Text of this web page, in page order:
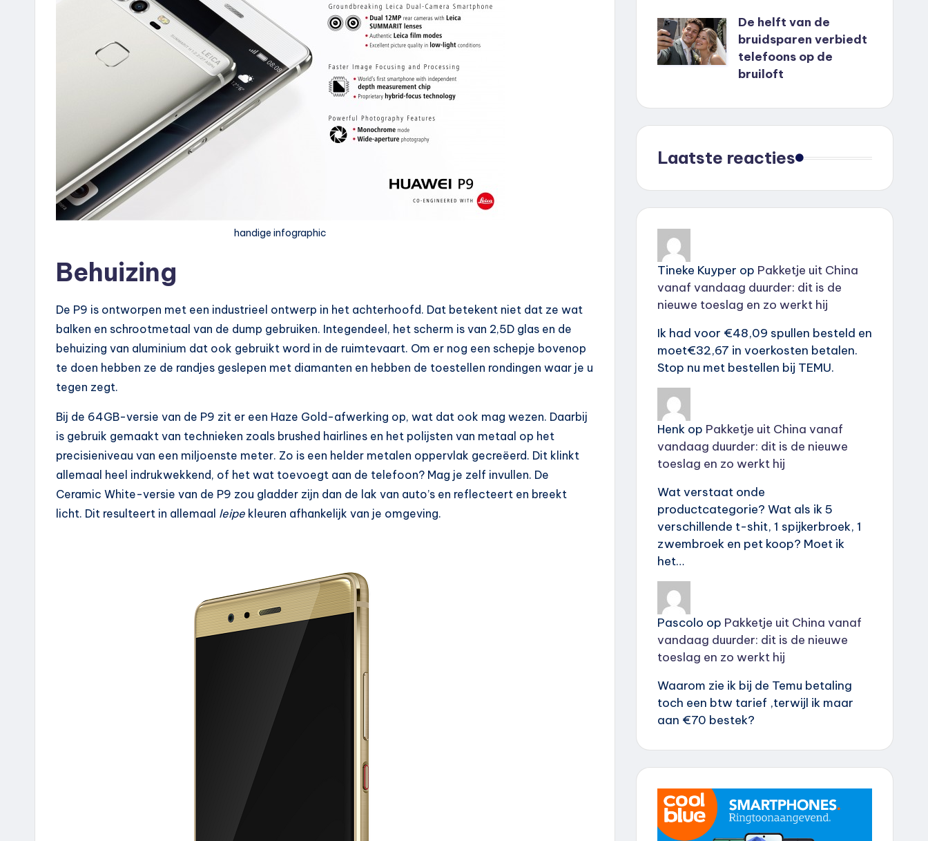
handige infographic
Behuizing
De P9 is ontworpen met een industrieel ontwerp in het achterhoofd. Dat betekent niet dat ze wat
balken en schrootmetaal van de dump gebruiken. Integendeel, het scherm is van 2,5D glas en de
behuizing van aluminium dat ook gebruikt word in de ruimtevaart. Om er nog een schepje bovenop
te doen hebben ze de randjes geslepen met diamanten en hebben de toestellen rondingen waar je u
tegen zegt.
Bij de 64GB-versie van de P9 zit er een Haze Gold-afwerking op, wat dat ook mag wezen. Daarbij
is gebruik gemaakt van technieken zoals brushed hairlines en het polijsten van metaal op het
precisieniveau van een miljoenste meter. Zo is een helder metalen oppervlak gecreëerd. Dit klinkt
allemaal heel indrukwekkend, of het wat toevoegt aan de telefoon? Mag je zelf invullen. De
Ceramic White-versie van de P9 zou gladder zijn dan de lak van auto’s en reflecteert en breekt
licht. Dit resulteert in allemaal leipe kleuren afhankelijk van je omgeving.
De helft van de
bruidsparen verbiedt
telefoons op de
bruiloft
Laatste reacties
Tineke Kuyper op Pakketje uit China
vanaf vandaag duurder: dit is de
nieuwe toeslag en zo werkt hij
Ik had voor €48,09 spullen besteld en
moet€32,67 in voerkosten betalen.
Stop nu met bestellen bij TEMU.
Henkop Pakketje uit China vanaf
vandaag duurder: dit is de nieuwe
toeslag en zo werkt hij
Wat verstaat onde
productcategorie? Wat als ik 5
verschillende t-shit, 1 spijkerbroek, 1
zwembroek en pet koop? Moet ik
het…
Pascolo op Pakketje uit China vanaf
vandaag duurder: dit is de nieuwe
toeslag en zo werkt hij
Waarom zie ik bij de Temu betaling
toch een btw tarief ,terwijl ik maar
aan €70 bestek?